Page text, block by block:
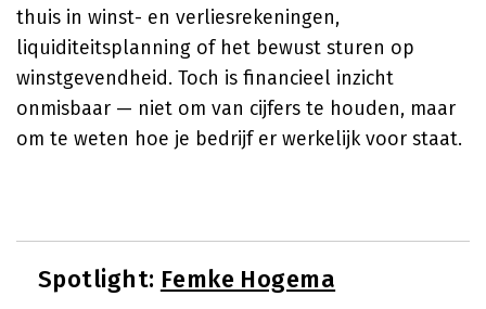
thuis in winst- en verliesrekeningen,
liquiditeitsplanning of het bewust sturen op
winstgevendheid. Toch is financieel inzicht
onmisbaar — niet om van cijfers te houden, maar
om te weten hoe je bedrijf er werkelijk voor staat.
Spotlight: Femke Hogema